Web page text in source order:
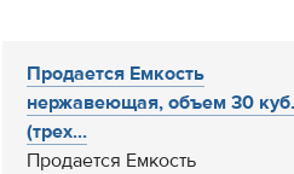
Продается Емкость
нержавеющая, объем 30
(трех...
Продается Емкость